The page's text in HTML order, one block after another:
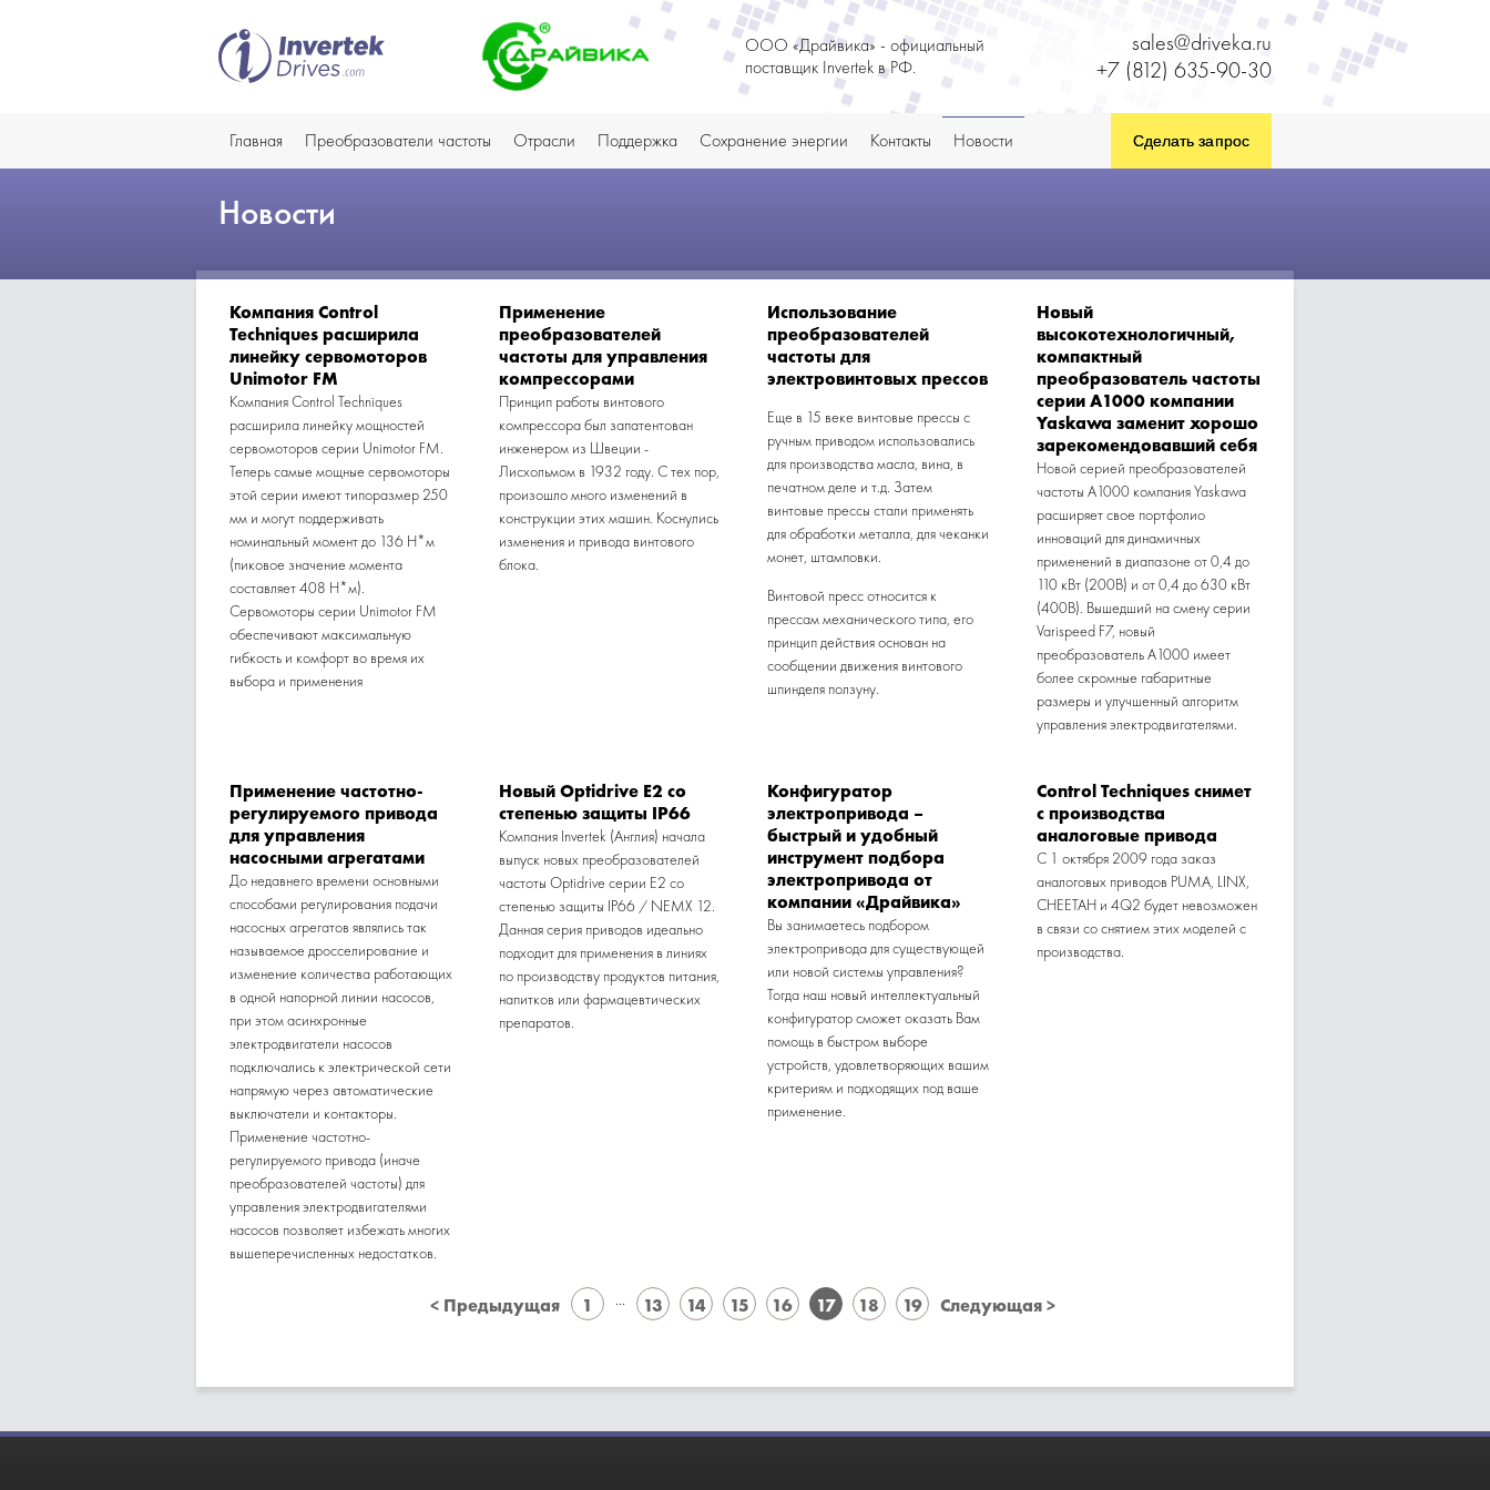
ООО «Драйвика» - официальный
поставщик Invertek в РФ.
sales@driveka.ru
+7 (812) 635-90-30
Главная Преобразователи частоты Отрасли Поддержка Сохранение энергии Контакты Новости
Новости
Компания Control
Techniques расширила
линейку сервомоторов
Unimotor FM
Компания Control Techniques
расширила линейку мощностей
сервомоторов серии Unimotor FM.
Теперь самые мощные сервомоторы
этой серии имеют типоразмер 250
мм и могут поддерживать
номинальный момент до 136 Н*м
(пиковое значение момента
составляет 408 Н*м).
Сервомоторы серии Unimotor FM
обеспечивают максимальную
гибкость и комфорт во время их
выбора и применения
Применение
преобразователей
частоты для управления
компрессорами
Принцип работы винтового
компрессора был запатентован
инженером из Швеции -
Лисхольмом в 1932 году. С тех пор,
произошло много изменений в
конструкции этих машин. Коснулись
изменения и привода винтового
блока.
Использование
преобразователей
частоты для
электровинтовых прессов
Еще в 15 веке винтовые прессы с
ручным приводом использовались
для производства масла, вина, в
печатном деле и т.д. Затем
винтовые прессы стали применять
для обработки металла, для чеканки
монет, штамповки.
Винтовой пресс относится к
прессам механического типа, его
принцип действия основан на
сообщении движения винтового
шпинделя ползуну.
Новый
высокотехнологичный,
компактный
преобразователь частоты
серии А1000 компании
Yaskawa заменит хорошо
зарекомендовавший себя
Новой серией преобразователей
частоты А1000 компания Yaskawa
расширяет свое портфолио
инноваций для динамичных
применений в диапазоне от 0,4 до
110 кВт (200В) и от 0,4 до 630 кВт
(400В). Вышедший на смену серии
Varispeed F7, новый
преобразователь А1000 имеет
более скромные габаритные
размеры и улучшенный алгоритм
управления электродвигателями.
Применение частотно-
регулируемого привода
для управления
насосными агрегатами
До недавнего времени основными
способами регулирования подачи
насосных агрегатов являлись так
называемое дросселирование и
изменение количества работающих
в одной напорной линии насосов,
при этом асинхронные
электродвигатели насосов
подключались к электрической сети
напрямую через автоматические
выключатели и контакторы.
Применение частотно-
регулируемого привода (иначе
преобразователей частоты) для
управления электродвигателями
насосов позволяет избежать многих
вышеперечисленных недостатков.
Новый Optidrive E2 со
степенью защиты IP66
Компания Invertek (Англия) начала
выпуск новых преобразователей
частоты Optidrive серии E2 со
степенью защиты IP66 / NEMX 12.
Данная серия приводов идеально
подходит для применения в линиях
по производству продуктов питания,
напитков или фармацевтических
препаратов.
Конфигуратор
электропривода –
быстрый и удобный
инструмент подбора
электропривода от
компании «Драйвика»
Вы занимаетесь подбором
электропривода для существующей
или новой системы управления?
Тогда наш новый интеллектуальный
конфигуратор сможет оказать Вам
помощь в быстром выборе
устройств, удовлетворяющих вашим
критериям и подходящих под ваше
применение.
Control Techniques снимет
с производства
аналоговые привода
С 1 октября 2009 года заказ
аналоговых приводов PUMA, LINX,
CHEETAH и 4Q2 будет невозможен
в связи со снятием этих моделей с
производства.
< Предыдущая 1 ... 13 14 15 16 17 18 19 Следующая >